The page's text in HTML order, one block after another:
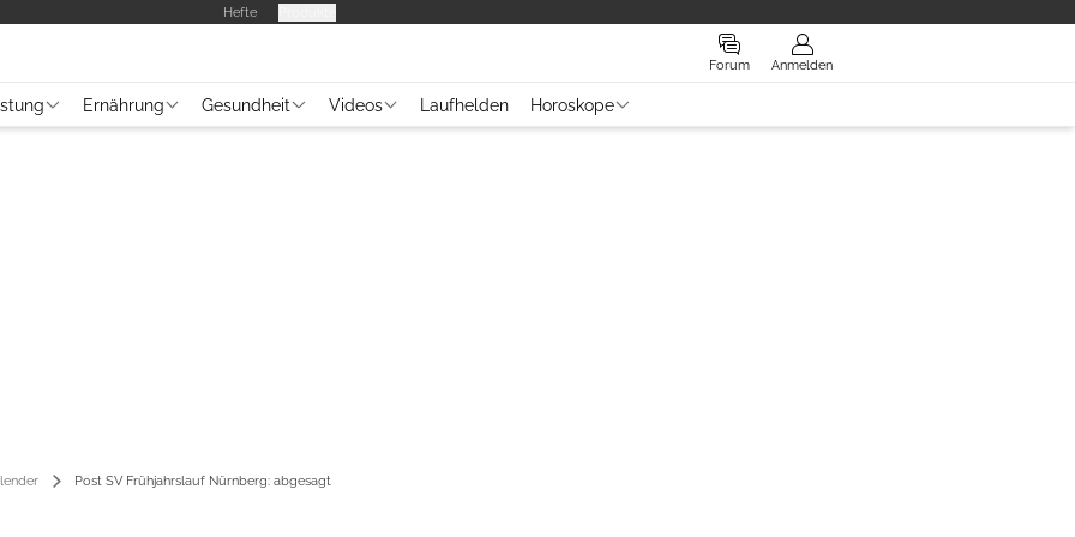
Hefte
Forum Anmelden
Ernährung Gesundheit Videos Laufhelden Horoskope
Post SV Frühjahrslauf Nürnberg: abgesagt